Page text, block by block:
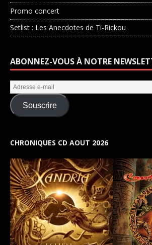
Promo concert
Setlist : Les Anecdotes de Ti-Rickou
ABONNEZ-VOUS À NOTRE
Souscrire
CHRONIQUES CD AOUT 2026